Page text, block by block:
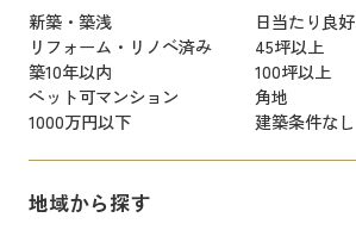
新築・築浅
日当たり良好
リフォーム・リノベ済み
45坪以上
築10年以内
100坪以上
ペット可マンション
角地
1000万円以下
建築条件なし
地域から探す